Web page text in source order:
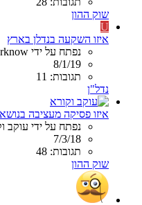
שוק ההון
U
איזו השקעה בנדלן בארץ
נפתח על ידי uwillneverknow
8/1/19
תגובות: 11
נדל"ן
איזו פסיקה מעציבה
נפתח על ידי עוקב
7/3/18
תגובות: 48
שוק ההון